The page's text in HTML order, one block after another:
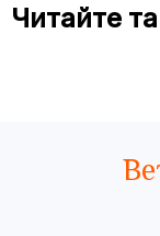
Читайте